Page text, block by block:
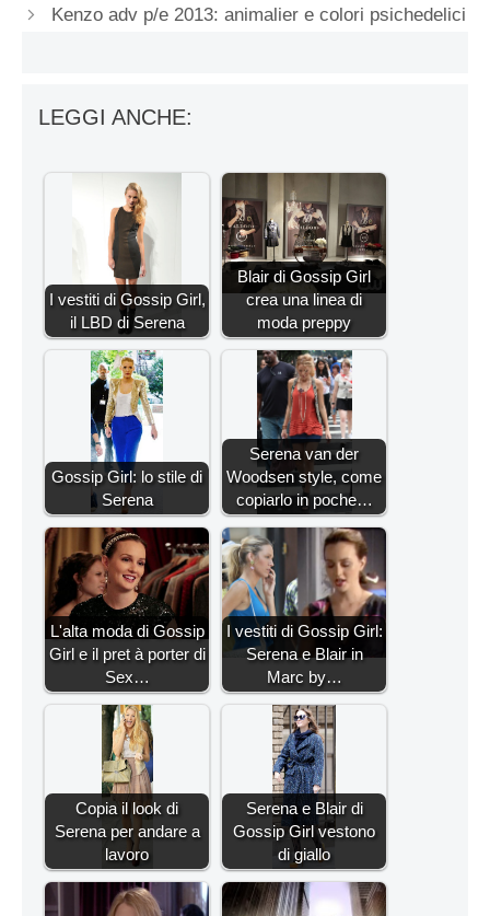
Kenzo adv p/e 2013: animalier e colori psichedelici
LEGGI ANCHE:
I vestiti di Gossip Girl,
il LBD di Serena
Blair di Gossip Girl
crea una linea di
moda preppy
Gossip Girl: lo stile di
Serena
Serena van der
Woodsen style, come
copiarlo in poche…
L'alta moda di Gossip
Girl e il pret à porter di
Sex…
I vestiti di Gossip Girl:
Serena e Blair in
Marc by…
Copia il look di
Serena per andare a
lavoro
Serena e Blair di
Gossip Girl vestono
di giallo